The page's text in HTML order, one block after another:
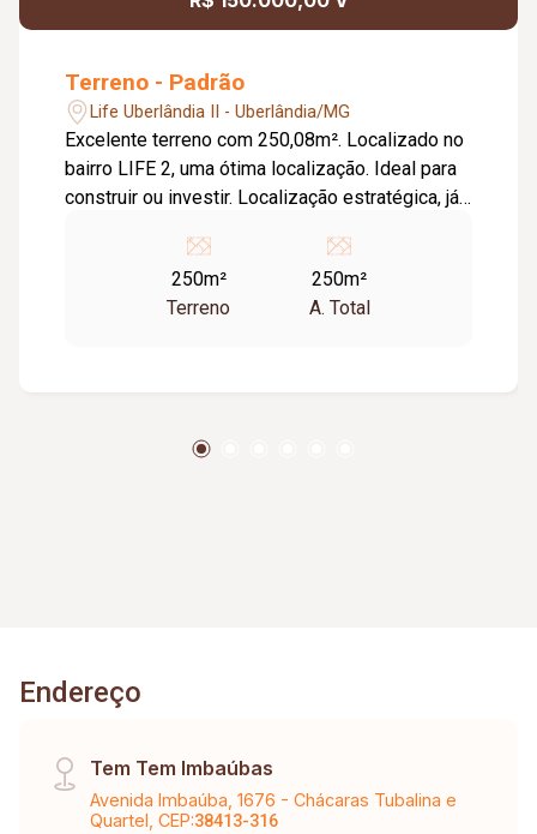
Terreno - Padrão
Life Uberlândia II - Uberlândia/MG
Excelente terreno com 250,08m². Localizado no
bairro LIFE 2, uma ótima localização. Ideal para
construir ou investir. Localização estratégica, já
garantindo mais segurança e valorização do
imóvel. Na rua antiga 15
250m²
Terreno
250m²
A. Total
Endereço
Tem Tem Imbaúbas
Avenida Imbaúba, 1676 - Chácaras Tubalina e
Quartel, CEP:38413-316